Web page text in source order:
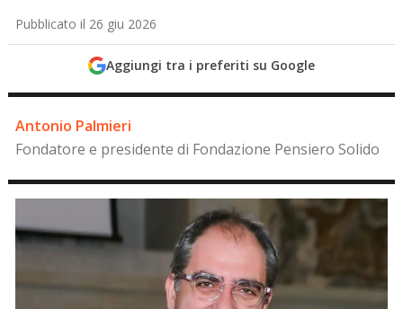
Pubblicato il 26 giu 2026
Aggiungi tra i preferiti su Google
Antonio Palmieri
Fondatore e presidente di Fondazione Pensiero Solido